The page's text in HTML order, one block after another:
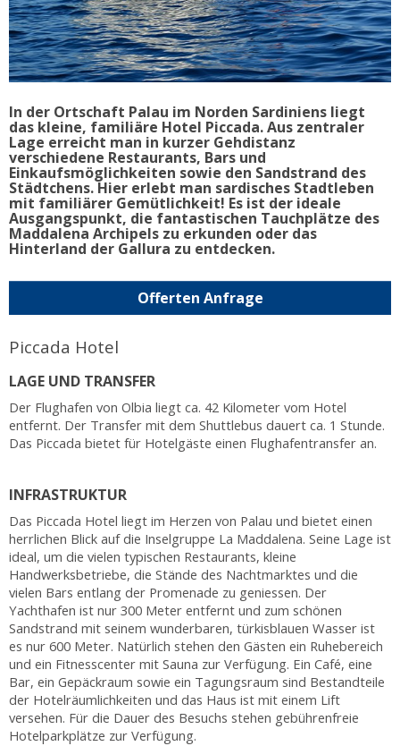
In der Ortschaft Palau im Norden Sardiniens liegt
das kleine, familiäre Hotel Piccada. Aus zentraler
Lage erreicht man in kurzer Gehdistanz
verschiedene Restaurants, Bars und
Einkaufsmöglichkeiten sowie den Sandstrand des
Städtchens. Hier erlebt man sardisches Stadtleben
mit familiärer Gemütlichkeit! Es ist der ideale
Ausgangspunkt, die fantastischen Tauchplätze des
Maddalena Archipels zu erkunden oder das
Hinterland der Gallura zu entdecken.
Offerten Anfrage
Piccada Hotel
LAGE UND TRANSFER
Der Flughafen von Olbia liegt ca. 42 Kilometer vom Hotel
entfernt. Der Transfer mit dem Shuttlebus dauert ca. 1 Stunde.
Das Piccada bietet für Hotelgäste einen Flughafentransfer an.
INFRASTRUKTUR
Das Piccada Hotel liegt im Herzen von Palau und bietet einen
herrlichen Blick auf die Inselgruppe La Maddalena. Seine Lage ist
ideal, um die vielen typischen Restaurants, kleine
Handwerksbetriebe, die Stände des Nachtmarktes und die
vielen Bars entlang der Promenade zu geniessen. Der
Yachthafen ist nur 300 Meter entfernt und zum schönen
Sandstrand mit seinem wunderbaren, türkisblauen Wasser ist
es nur 600 Meter. Natürlich stehen den Gästen ein Ruhebereich
und ein Fitnesscenter mit Sauna zur Verfügung. Ein Café, eine
Bar, ein Gepäckraum sowie ein Tagungsraum sind Bestandteile
der Hotelräumlichkeiten und das Haus ist mit einem Lift
versehen. Für die Dauer des Besuchs stehen gebührenfreie
Hotelparkplätze zur Verfügung.